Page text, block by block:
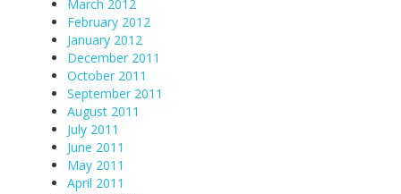
March 2012
February 2012
January 2012
December 2011
October 2011
September 2011
August 2011
July 2011
June 2011
May 2011
April 2011